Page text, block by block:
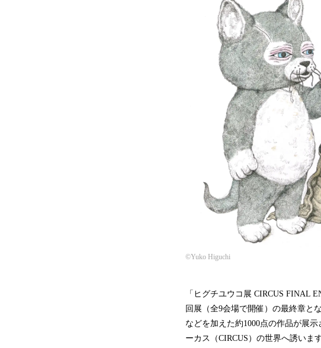
©Yuko Higuchi
「ヒグチユウコ展 CIRCUS FINAL
回展（全9会場で開催）の最終章と
などを加えた約1000点の作品が展
ーカス（CIRCUS）の世界へ誘いま